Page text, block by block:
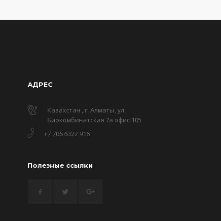
АДРЕС
Казахстан , г. Алматы, ул.
Биокомбинатская 7а офис 105
+7 706 6322 916
Полезные ссылки